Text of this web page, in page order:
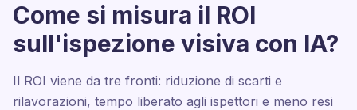
Come si misura il ROI
sull'ispezione visiva con IA?
Il ROI viene da tre fronti: riduzione di scarti e
rilavorazioni, tempo liberato agli ispettori e meno resi